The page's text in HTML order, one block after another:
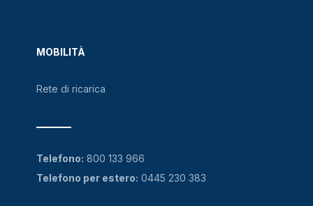
MOBILITÀ
Rete di ricarica
Telefono: 800 133 966
Telefono per estero: 0445 230 383